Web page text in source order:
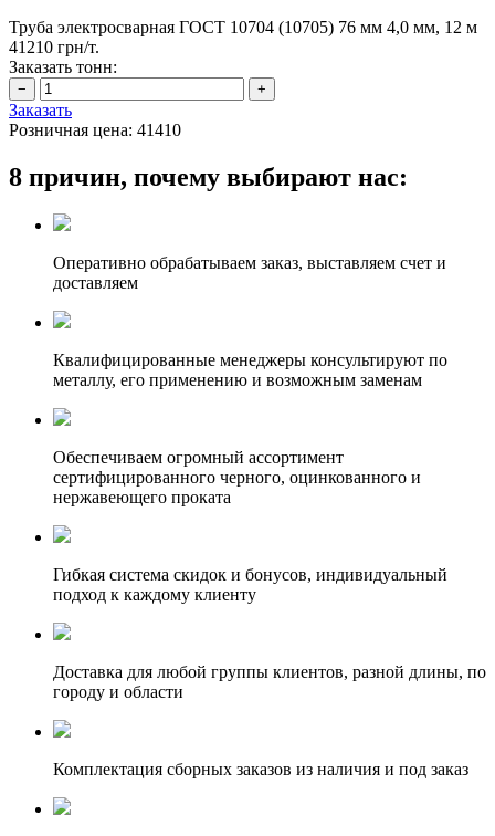
Труба электросварная ГОСТ 10704 (10705) 76 мм 4,0 мм, 12 м
41210 грн/т.
Заказать тонн:
Заказать
Розничная цена: 41410
8 причин, почему выбирают нас:
Оперативно обрабатываем заказ, выставляем счет и
доставляем
Квалифицированные менеджеры консультируют по
металлу, его применению и возможным заменам
Обеспечиваем огромный ассортимент
сертифицированного черного, оцинкованного и
нержавеющего проката
Гибкая система скидок и бонусов, индивидуальный
подход к каждому клиенту
Доставка для любой группы клиентов, разной длины, по
городу и области
Комплектация сборных заказов из наличия и под заказ